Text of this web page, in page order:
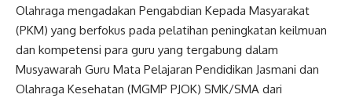
Olahraga mengadakan Pengabdian Kepada Masyarakat
(PKM) yang berfokus pada pelatihan peningkatan keilmuan
dan kompetensi para guru yang tergabung dalam
Musyawarah Guru Mata Pelajaran Pendidikan Jasmani dan
Olahraga Kesehatan (MGMP PJOK) SMK/SMA dari